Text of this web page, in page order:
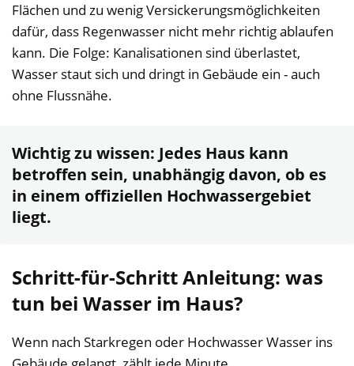
Flächen und zu wenig Versickerungsmöglichkeiten
dafür, dass Regenwasser nicht mehr richtig ablaufen
kann. Die Folge: Kanalisationen sind überlastet,
Wasser staut sich und dringt in Gebäude ein - auch
ohne Flussnähe.
Wichtig zu wissen: Jedes Haus kann
betroffen sein, unabhängig davon, ob es
in einem offiziellen Hochwassergebiet
liegt.
Schritt-für-Schritt Anleitung: was
tun bei Wasser im Haus?
Wenn nach Starkregen oder Hochwasser Wasser ins